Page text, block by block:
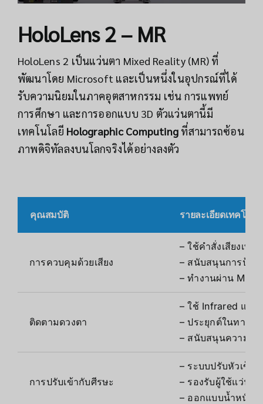
HoloLens 2 – MR
HoloLens 2 เป็นแว่นตา Mixed Reality (MR) ที่
พัฒนาโดย Microsoft และเป็นหนึ่งในอุปกรณ์ที่ได้
รับความนิยมในภาคอุตสาหกรรม เช่น การแพทย์
การศึกษา และการออกแบบ 3D ตัวแว่นตานี้มี
เทคโนโลยี Holographic Computing ที่สามารถซ้อน
ภาพดิจิทัลลงบนโลกจริงได้อย่างลงตัว
คุณสมบัติ รายละเอียดเทคโนโ
การควบคุมด้วยเสียง
– ใช้คำสั่งเสียงเพื่
– สนับสนุนการป้อน
– ทำงานผ่าน
ติดตามดวงตา
– ใช้ Infrared และ
– ประยุกต์ในทางก
– สนับสนุนความถี่
การปรับเข้ากับศีรษะ
– ระบบปรับหัวเข็ม
– รองรับผู้ใช้แว่นส
– ออกแบบน้ำหนักเ